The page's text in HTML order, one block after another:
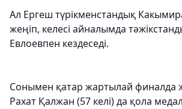
Ал Ергеш түрікменстандық
жеңіп, келесі айналымда
Евлоевпен кездеседі.
Сонымен қатар жартылай финалда
Рахат Қалжан (57 келі) да қола